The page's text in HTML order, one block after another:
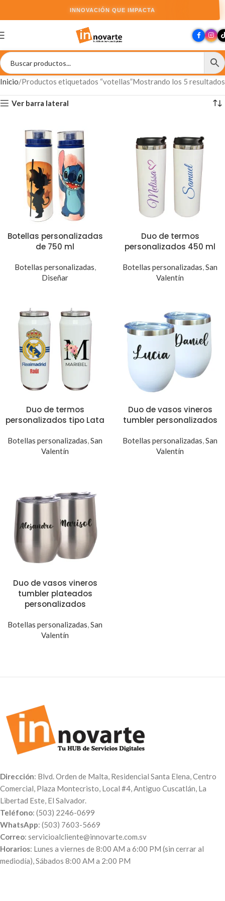
INNOVACIÓN QUE IMPACTA
Inicio Productos etiquetados “votellas”Mostrando los 5 resultados
Ver barra lateral
Botellas personalizadas
de 750 ml
Botellas personalizadas,
Diseñar
Duo de termos
personalizados 450 ml
Botellas personalizadas,San
Valentín
Duo de termos
personalizados tipo Lata
Botellas personalizadas,San
Valentín
Duo de vasos vineros
tumbler personalizados
Botellas personalizadas,San
Valentín
Duo de vasos vineros
tumbler plateados
personalizados
Botellas personalizadas,San
Valentín
Dirección: Blvd. Orden de Malta, Residencial Santa Elena, Centro
Comercial, Plaza Montecristo, Local #4, Antiguo Cuscatlán, La
Libertad Este, El Salvador.
Teléfono: (503) 2246-0699
WhatsApp: (503) 7603-5669
Correo: servicioalcliente@innovarte.com.sv
Horarios: Lunes a viernes de 8:00 AM a 6:00 PM (sin cerrar al
mediodía), Sábados 8:00 AM a 2:00 PM